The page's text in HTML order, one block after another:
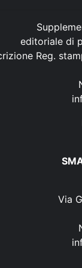
editoriale di
Reg.
Via